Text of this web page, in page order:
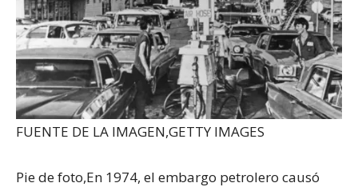
FUENTE DE LA IMAGEN,GETTY IMAGES
Pie de foto,En 1974, el embargo petrolero causó